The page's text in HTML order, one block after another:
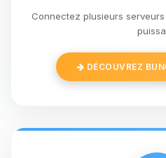
Connectez plusieurs
DÉCOUVREZ
Youpi, enfin
assistant